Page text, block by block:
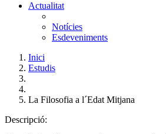
Actualitat
Notícies
Esdeveniments
Inici
Estudis
La Filosofia a l´Edat Mitjana
Descripció: